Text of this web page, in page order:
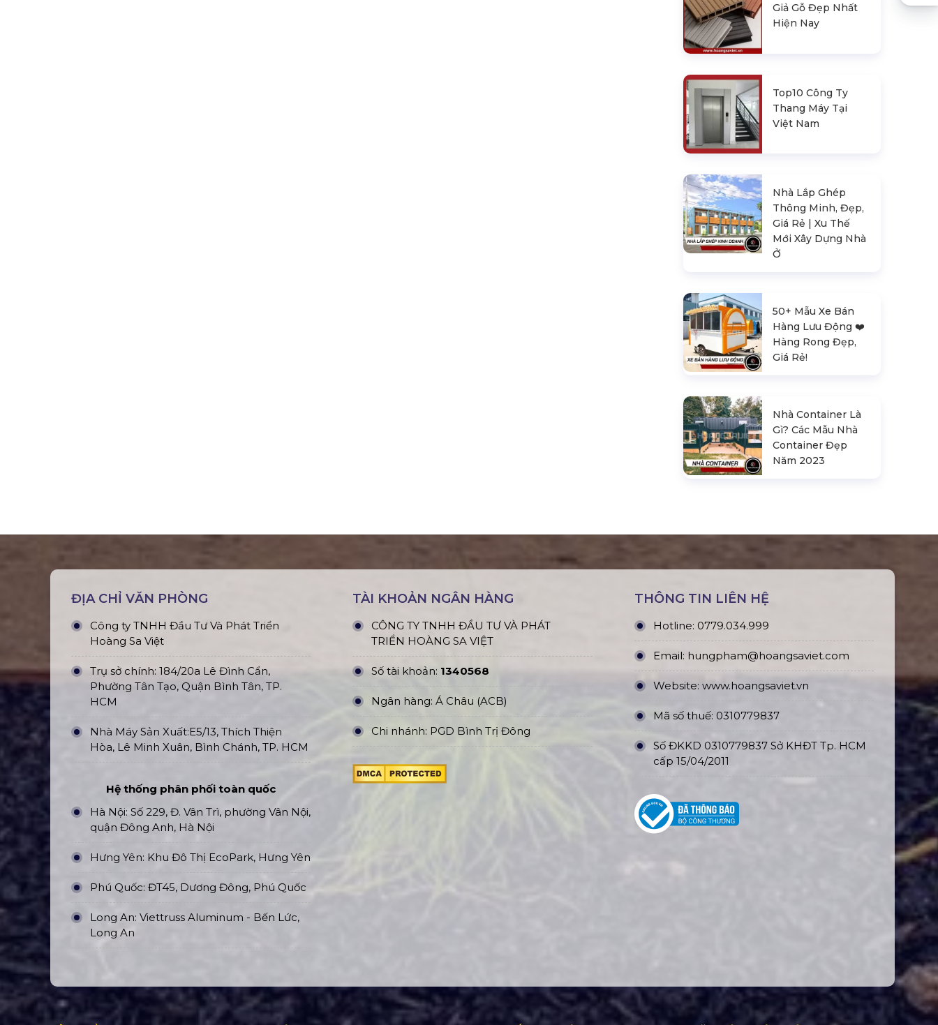
Giả Gỗ Đẹp Nhất
Hiện Nay
Top10 Công Ty
Thang Máy Tại
Việt Nam
Nhà Lắp Ghép
Thông Minh, Đẹp,
Giá Rẻ | Xu Thế
Mới Xây Dựng Nhà
Ở
50+ Mẫu Xe Bán
Hàng Lưu Động ❤️️
Hàng Rong Đẹp,
Giá Rẻ!
Nhà Container Là
Gì? Các Mẫu Nhà
Container Đẹp
Năm 2023
ĐỊA CHỈ VĂN PHÒNG
Công ty TNHH Đầu Tư Và Phát Triển
Hoàng Sa Việt
Trụ sở chính: 184/20a Lê Đình Cẩn,
Phường Tân Tạo, Quận Bình Tân, TP.
HCM
Nhà Máy Sản Xuất:E5/13, Thích Thiện
Hòa, Lê Minh Xuân, Bình Chánh, TP. HCM
Hệ thống phân phối toàn quốc
Hà Nội: Số 229, Đ. Vân Trì, phường Vân Nội,
quận Đông Anh, Hà Nội
Hưng Yên: Khu Đô Thị EcoPark, Hưng Yên
Phú Quốc: ĐT45, Dương Đông, Phú Quốc
Long An: Viettruss Aluminum - Bến Lức,
Long An
TÀI KHOẢN NGÂN HÀNG
CÔNG TY TNHH ĐẦU TƯ VÀ PHÁT
TRIỂN HOÀNG SA VIỆT
Số tài khoản: 1340568
Ngân hàng: Á Châu (ACB)
Chi nhánh: PGD Bình Trị Đông
THÔNG TIN LIÊN HỆ
Hotline: 0779.034.999
Email: hungpham@hoangsaviet.com
Website: www.hoangsaviet.vn
Mã số thuế: 0310779837
Số ĐKKD 0310779837 Sở KHĐT Tp. HCM
cấp 15/04/2011